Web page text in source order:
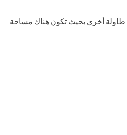
طاولة أخرى بحيث تكون هناك مساحة